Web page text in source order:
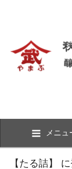
メニュ
【たる詰】